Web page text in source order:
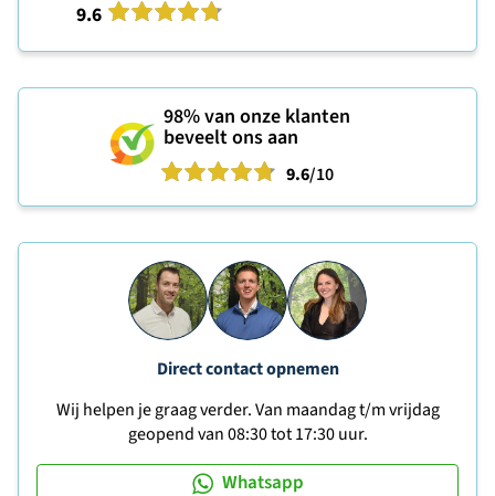
9.6
98%van onze klanten
beveelt ons aan
9.6/10
Direct contact opnemen
Wij helpen je graag verder. Van maandag t/m vrijdag
geopend van 08:30 tot 17:30 uur.
Whatsapp